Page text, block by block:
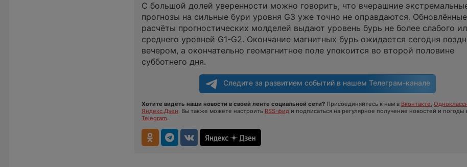
С большой долей уверенности можно говорить, что вчерашние
прогнозы на сильные бури уровня G3 уже точно не оправдаются. Обновлённые
расчёты прогностических молделей выдают уровень бурь не более слабого
среднего уровней G1-G2. Окончание магнитных бурь ожидается сегодня
вечером, а окончательно геомагнитное поле упокоится во второй половине
субботнего дня.
Следите за развитием событий в нашем Телеграм-канале
Хотите видеть наши новости в своей ленте социальной сети?Присоединяйтесь к нам в Вконтакте,
Яндекс.Дзен. Вы также можете настроить RSS-фиди подписаться на регулярное получение новостей и погоды
Telegram.